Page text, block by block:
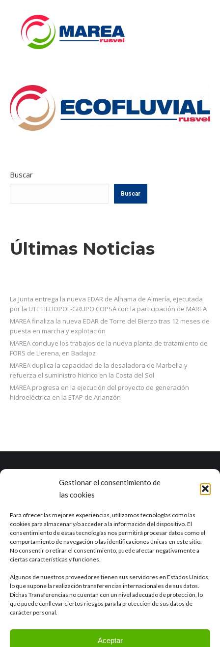
Gestionar el consentimiento de
las cookies
Para ofrecer las mejores experiencias, utilizamos tecnologías como las
cookies para almacenar y/o acceder a la información del dispositivo. El
consentimiento de estas tecnologías nos permitirá procesar datos como el
comportamiento de navegación o las identificaciones únicas en este sitio.
No consentir o retirar el consentimiento, puede afectar negativamente a
ciertas características y funciones.
Algunos de nuestros proveedores tienen sus servidores en Estados Unidos,
lo que supone la realización transferencias internacionales de sus datos.
Dichas Transferencias no cuentan con un nivel adecuado de protección, lo
que puede conllevar ciertos riesgos para la protección de sus datos de
carácter personal.
Aceptar
Buscar
Buscar
Últimas Noticias
La Junta entrega la nueva EDAR de Alhama de Almería, ejecutada
por la UTE HELIOPOL-GRUPO COPSA con la participación de MAREA
MAREA finaliza la nueva EDAR de Torre del Bierzo tras 12 meses de
puesta en marcha y explotación
MAREA concluye los trabajos de la nueva planta de tratamiento de
FORS de Llerena, en Badajoz
MAREA duplica la capacidad de la desaladora de Marbella y
refuerza el suministro hídrico en la Costa del Sol
MAREA progresa en la ejecución del proyecto de generación
hidroeléctrica en la ETAP de Arlanzón
Marea es una empresa con una dilatada experiencia en el ciclo
integral del agua y otros campos como la industria, la agricultura, el
Delegación de Sevilla
Calle Tajo, 4 41012, Sevilla
Otras delegaciones
LinkedIn